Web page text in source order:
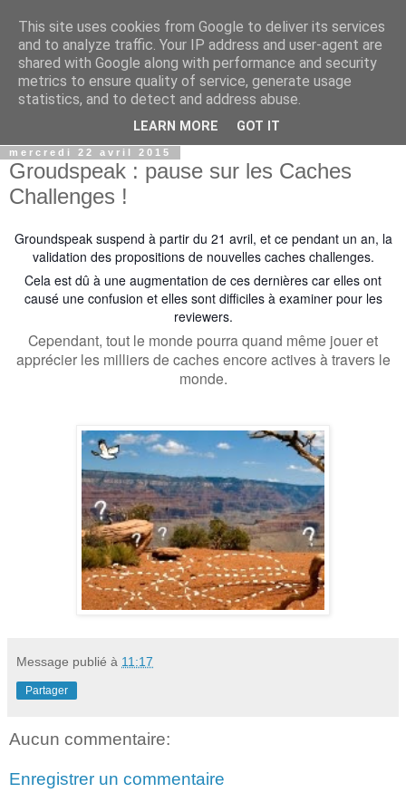
mercredi 22 avril 2015
Groudspeak : pause sur les Caches
Challenges !
Groundspeak suspend à partir du 21 avril, et ce pendant un an, la
validation des propositions de nouvelles caches challenges.
Cela est dû à une augmentation de ces dernières car elles ont
causé une confusion et elles sont difficiles à examiner pour les
reviewers.
Cependant, tout le monde pourra quand même jouer et
apprécier les milliers de caches encore actives à travers le
monde.
Message publié à 11:17
Partager
Aucun commentaire:
Enregistrer un commentaire
This site uses cookies from Google to deliver its services
and to analyze traffic. Your IP address and user-agent are
shared with Google along with performance and security
metrics to ensure quality of service, generate usage
statistics, and to detect and address abuse.
LEARN MORE GOT IT